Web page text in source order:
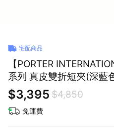
宅配商品
【PORTER
系列 真皮雙折短夾(深藍
$3,395 $4,850
免運費